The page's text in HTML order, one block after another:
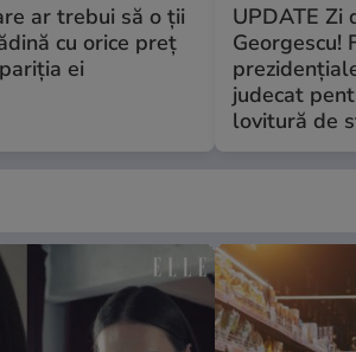
ar trebui să o ții
cu orice preț
ei
UPDATE Zi
Georgescu!
judecat
lovitură de